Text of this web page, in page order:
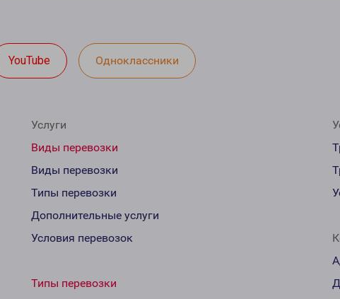
YouTube Одноклассники
Услуги
Виды перевозки
Виды перевозки
Типы перевозки
Дополнительные услуги
Условия перевозок
Типы перевозки